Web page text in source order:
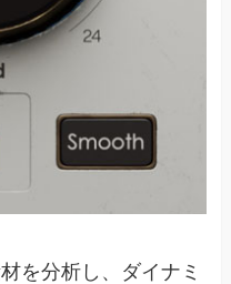
を分析し、ダイナミ